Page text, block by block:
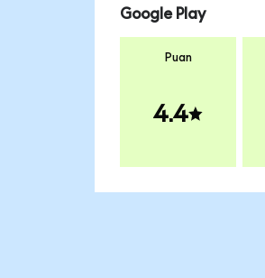
Google Play
Puan
4.4